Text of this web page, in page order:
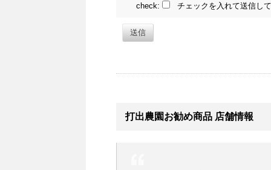
check: チェックを入れて送信して
送信
打出農園お勧め商品 店舗情報